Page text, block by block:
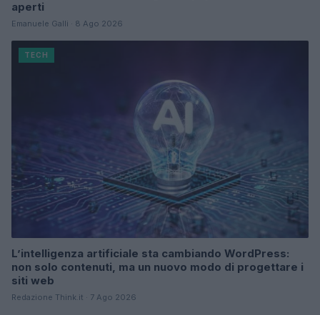
aperti
Emanuele Galli · 8 Ago 2026
TECH
L’intelligenza artificiale sta cambiando WordPress:
non solo contenuti, ma un nuovo modo di progettare i
siti web
Redazione Think.it · 7 Ago 2026